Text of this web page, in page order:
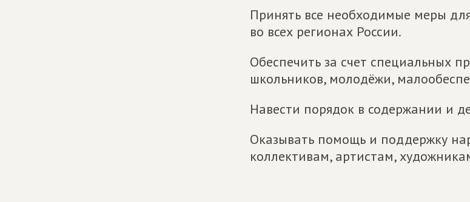
Принять все необходимые меры
во всех регионах России.
Обеспечить за счет специальных
школьников, молодёжи,
Навести порядок в содержании и
Оказывать помощь и поддержку
коллективам, артистам,